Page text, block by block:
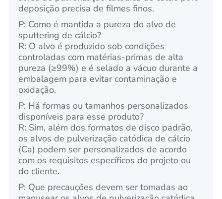
deposição precisa de filmes finos.
P: Como é mantida a pureza do alvo de
sputtering de cálcio?
R: O alvo é produzido sob condições
controladas com matérias-primas de alta
pureza (≥99%) e é selado a vácuo durante a
embalagem para evitar contaminação e
oxidação.
P: Há formas ou tamanhos personalizados
disponíveis para esse produto?
R: Sim, além dos formatos de disco padrão,
os alvos de pulverização catódica de cálcio
(Ca) podem ser personalizados de acordo
com os requisitos específicos do projeto ou
do cliente.
P: Que precauções devem ser tomadas ao